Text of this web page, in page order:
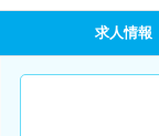
求人情報